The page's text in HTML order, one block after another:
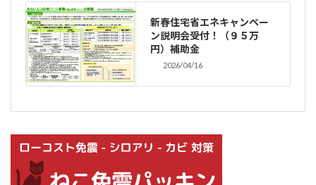
新春住宅省エネキャンペー
ン説明会受付！（９５万
円）補助金
2026/04/16